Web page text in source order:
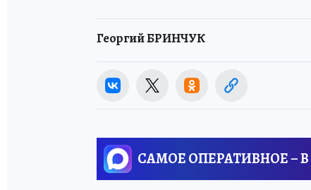
Георгий БРИНЧУК
САМОЕ ОПЕРАТИВНОЕ –